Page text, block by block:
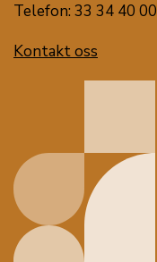
Telefon: 33 34 40 00
Kontakt oss